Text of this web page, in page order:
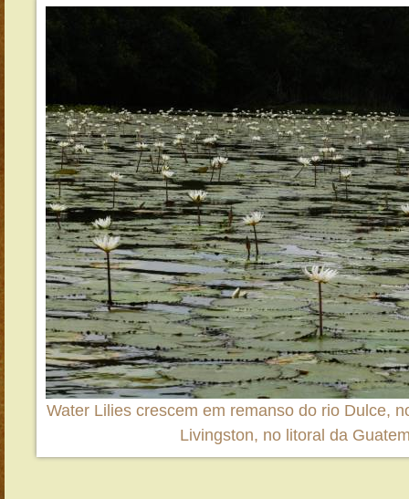
Water Lilies crescem em remanso do rio Dulce,
Livingston, no litoral da